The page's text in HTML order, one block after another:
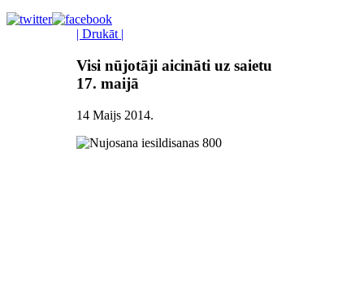
| Drukāt |
Visi nūjotāji aicināti uz saietu
17. maijā
14 Maijs 2014.